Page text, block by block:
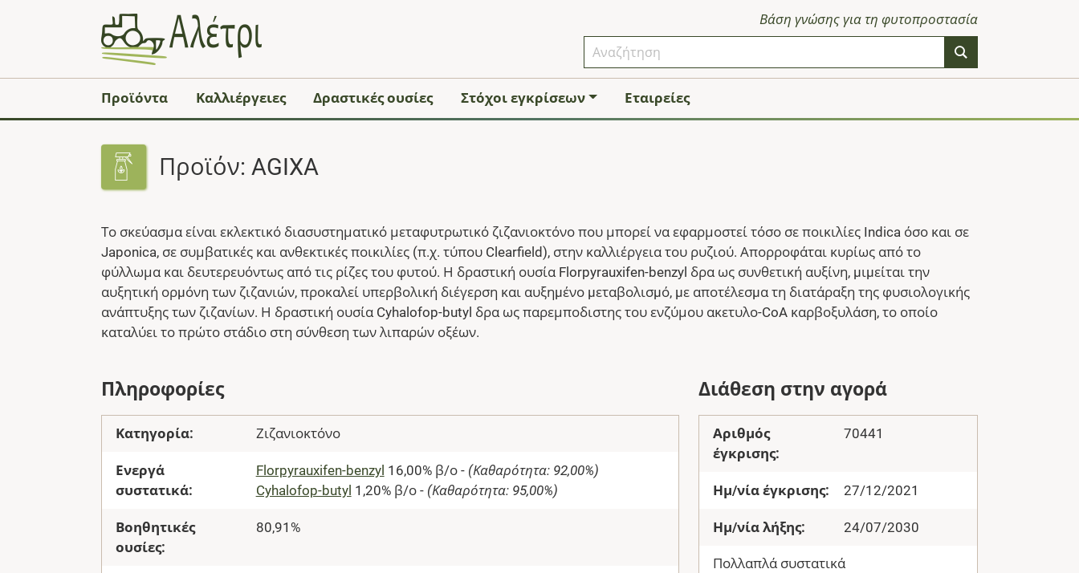
Βάση γνώσης για τη φυτοπροστασία
Προϊόντα Καλλιέργειες Δραστικές ουσίες Στόχοι εγκρίσεων Εταιρείες
Προϊόν: AGIXA
Το σκεύασμα είναι εκλεκτικό διασυστηματικό μεταφυτρωτικό ζιζανιοκτόνο που μπορεί να εφαρμοστεί τόσο σε ποικιλίες Indica όσο και σε
Japonica, σε συμβατικές και ανθεκτικές ποικιλίες (π.χ. τύπου Clearfield), στην καλλιέργεια του ρυζιού. Απορροφάται κυρίως από το
φύλλωμα και δευτερευόντως από τις ρίζες του φυτού. Η δραστική ουσία Florpyrauxifen-benzyl δρα ως συνθετική αυξίνη, µιµείται την
αυξητική ορµόνη των ζιζανιών, προκαλεί υπερβολική διέγερση και αυξηµένο µεταβολισµό, µε αποτέλεσµα τη διατάραξη της φυσιολογικής
ανάπτυξης των ζιζανίων. Η δραστική ουσία Cyhalofop-butyl δρα ως παρεμποδιστης του ενζύμου ακετυλο-CoA καρβοξυλάση, το οποίο
καταλύει το πρώτο στάδιο στη σύνθεση των λιπαρών οξέων.
Πληροφορίες
Κατηγορία: Ζιζανιοκτόνο
Ενεργά
συστατικά:
Florpyrauxifen-benzyl 16,00% β/ο - (Καθαρότητα: 92,00%)
Cyhalofop-butyl 1,20% β/ο - (Καθαρότητα: 95,00%)
Βοηθητικές
ουσίες:
80,91%
Διάθεση στην αγορά
Αριθμός
έγκρισης:
70441
Ημ/νία έγκρισης: 27/12/2021
Ημ/νία λήξης: 24/07/2030
Πολλαπλά συστατικά